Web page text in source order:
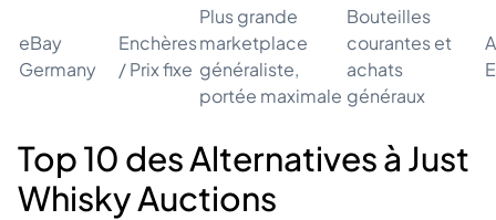
eBay
Germany
Enchères
/ Prix fixe
Plus grande
marketplace
généraliste,
portée maximale
Bouteilles
courantes et
achats
généraux
Top 10 des Alternatives à Just
Whisky Auctions